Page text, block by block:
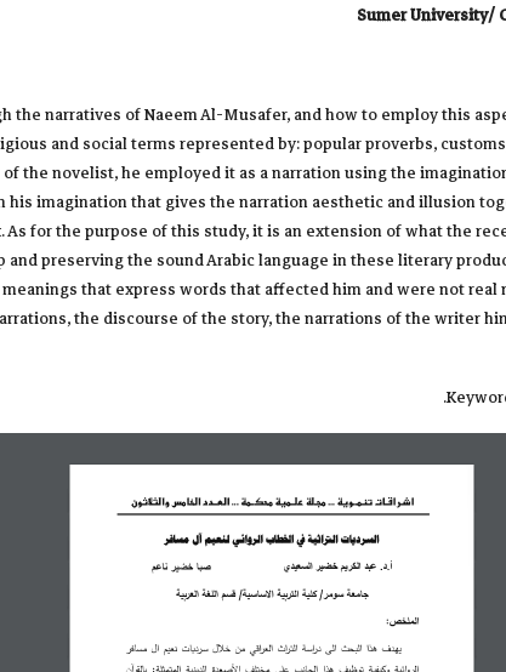
Sumer University/
the narratives of Naeem Al-Musafer, and how to employ this
and social terms represented by: popular proverbs,
the novelist, he employed it as a narration using the
imagination that gives the narration aesthetic and illusion
for the purpose of this study, it is an extension of what the
preserving the sound Arabic language in these literary
that express words that affected him and were not
the discourse of the story, the narrations of the writer
اشـراقـات تنمــوية ... مجـلة علــمية محكــمة ... العــدد الخامس والثلاثون
السرديات التراثية في الخطاب الروائي لنعيم آل مسافر
أ.د. عبد الكريم خضير السعيدي صبا خضير ناعم
جامعة سومر/ كلية التربية الاساسية/ قسم اللغة العربية
الملخص:
يهدف هذا البحث الى دراسة التراث العراقي من خلال سرديات نعيم ال مسافر
الروائية وكيفية توظيف هذا الجانب على مختلف الأصعدة الدينية المتمثلة: بالقرآن